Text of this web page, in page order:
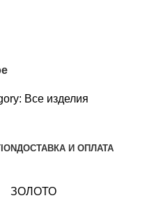
Все изделия
ДОСТАВКА И ОПЛАТА
ЗОЛОТО